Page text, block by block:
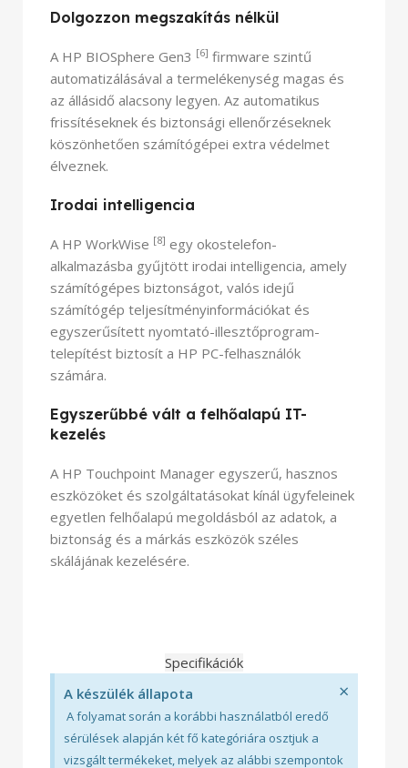
Dolgozzon megszakítás nélkül
A HP BIOSphere Gen3 [6] firmware szintű
automatizálásával a termelékenység magas és
az állásidő alacsony legyen. Az automatikus
frissítéseknek és biztonsági ellenőrzéseknek
köszönhetően számítógépei extra védelmet
élveznek.
Irodai intelligencia
A HP WorkWise [8] egy okostelefon-
alkalmazásba gyűjtött irodai intelligencia, amely
számítógépes biztonságot, valós idejű
számítógép teljesítményinformációkat és
egyszerűsített nyomtató-illesztőprogram-
telepítést biztosít a HP PC-felhasználók
számára.
Egyszerűbbé vált a felhőalapú IT-
kezelés
A HP Touchpoint Manager egyszerű, hasznos
eszközöket és szolgáltatásokat kínál ügyfeleinek
egyetlen felhőalapú megoldásból az adatok, a
biztonság és a márkás eszközök széles
skálájának kezelésére.
Specifikációk
A készülék állapota
A folyamat során a korábbi használatból eredő
sérülések alapján két fő kategóriára osztjuk a
vizsgált termékeket, melyek az alábbi szempontok
×